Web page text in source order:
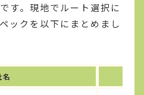
す。現地でルート選択に
ックを以下にまとめまし
名